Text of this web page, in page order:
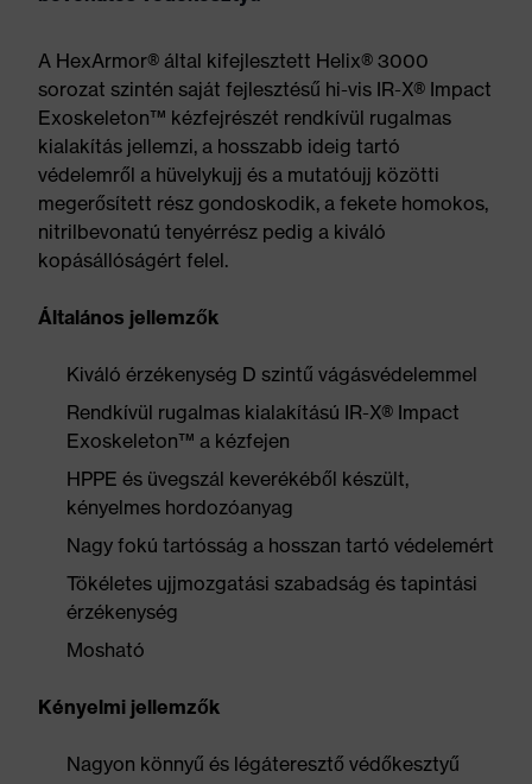
A HexArmor® által kifejlesztett Helix® 3000
sorozat szintén saját fejlesztésű hi-vis IR-X® Impact
Exoskeleton™ kézfejrészét rendkívül rugalmas
kialakítás jellemzi, a hosszabb ideig tartó
védelemről a hüvelykujj és a mutatóujj közötti
megerősített rész gondoskodik, a fekete homokos,
nitrilbevonatú tenyérrész pedig a kiváló
kopásállóságért felel.
Általános jellemzők
Kiváló érzékenység D szintű vágásvédelemmel
Rendkívül rugalmas kialakítású IR-X® Impact
Exoskeleton™ a kézfejen
HPPE és üvegszál keverékéből készült,
kényelmes hordozóanyag
Nagy fokú tartósság a hosszan tartó védelemért
Tökéletes ujjmozgatási szabadság és tapintási
érzékenység
Mosható
Kényelmi jellemzők
Nagyon könnyű és légáteresztő védőkesztyű